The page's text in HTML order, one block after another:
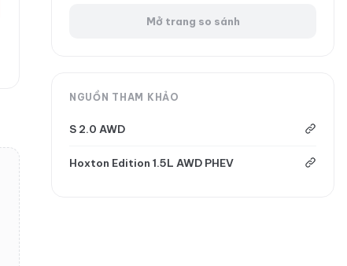
Mở trang so sánh
NGUỒN THAM KHẢO
S 2.0 AWD
Hoxton Edition 1.5L AWD PHEV